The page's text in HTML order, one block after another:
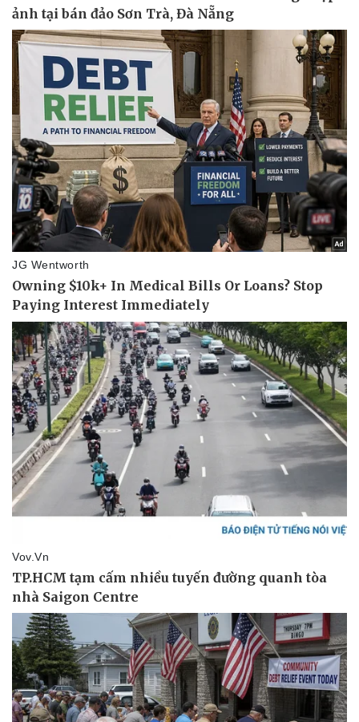
Du lịch
Tư vấn
Săn Tour
check-in
Podcast
Câu chuyện thời sự
Đọc truyện đêm khuya
Cửa sổ tình yêu
Kể chuyện cho bé